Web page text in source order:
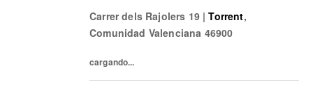
laboral en cinco días a la semana y dos días
mí...
Carrer dels Rajolers 19 | Torrent,
Comunidad Valenciana 46900
cargando...